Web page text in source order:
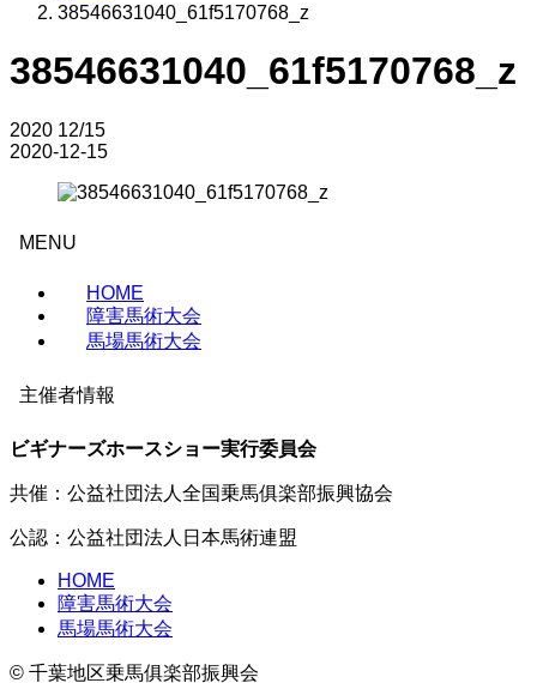
38546631040_61f5170768_z
38546631040_61f5170768_z
2020 12/15
2020-12-15
MENU
HOME
障害馬術大会
馬場馬術大会
主催者情報
ビギナーズホースショー実行委員会
共催：公益社団法人全国乗馬俱楽部振興協会
公認：公益社団法人日本馬術連盟
HOME
障害馬術大会
馬場馬術大会
© 千葉地区乗馬俱楽部振興会